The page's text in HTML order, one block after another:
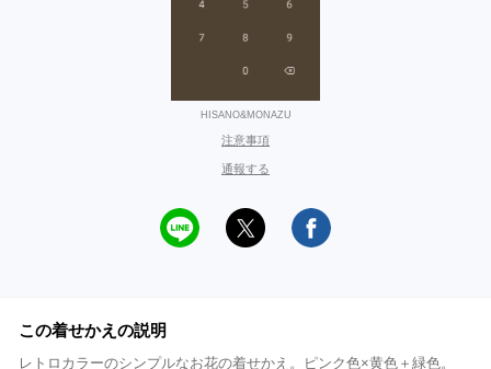
HISANO&MONAZU
注意事項
通報する
この着せかえの説明
レトロカラーのシンプルなお花の着せかえ。ピンク色×黄色＋緑色。